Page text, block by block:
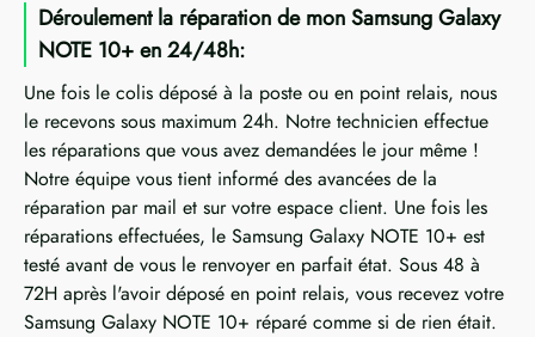
Déroulement la réparation de mon Samsung Galaxy
NOTE 10+ en 24/48h:
Une fois le colis déposé à la poste ou en point relais, nous
le recevons sous maximum 24h. Notre technicien effectue
les réparations que vous avez demandées le jour même !
Notre équipe vous tient informé des avancées de la
réparation par mail et sur votre espace client. Une fois les
réparations effectuées, le Samsung Galaxy NOTE 10+ est
testé avant de vous le renvoyer en parfait état. Sous 48 à
72H après l'avoir déposé en point relais, vous recevez votre
Samsung Galaxy NOTE 10+ réparé comme si de rien était.